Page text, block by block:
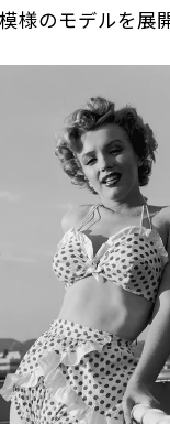
様のモデルを展